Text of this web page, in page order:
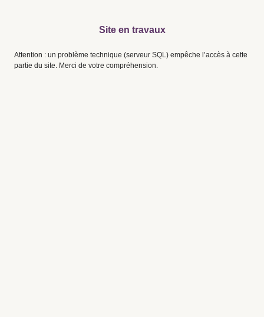
Site en travaux
Attention : un problème technique (serveur SQL) empêche l’accès à cette
partie du site. Merci de votre compréhension.